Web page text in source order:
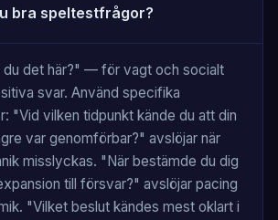
bra speltestfrågor?
du det här?" — för vagt och socialt
svar. Använd specifika
"Vid vilken tidpunkt kände du att din
var genomförbar?" avslöjar när
misslyckas. "När bestämde du dig
till försvar?" avslöjar pacing
"Vilket beslut kändes mest oklart i